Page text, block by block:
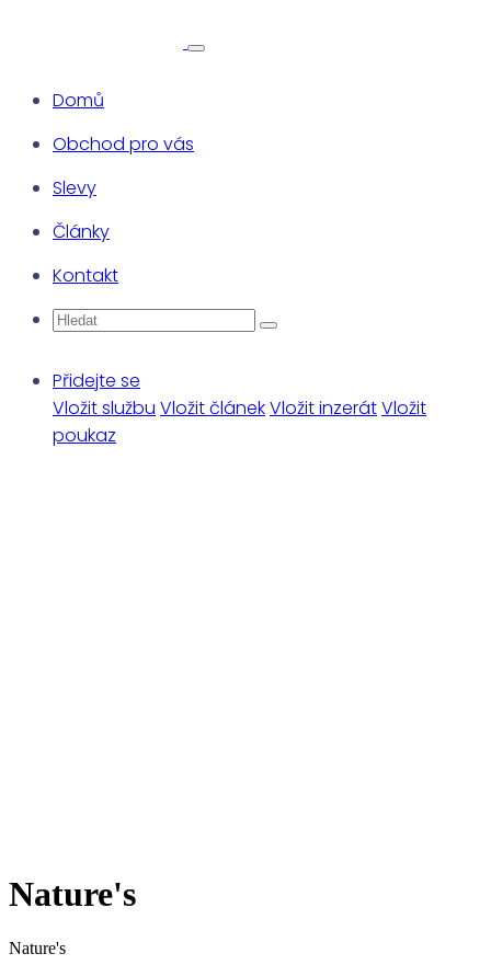
Domů
Obchod pro vás
Slevy
Články
Kontakt
Přidejte se
Vložit službu Vložit článekVložit inzerátVložit
poukaz
Nature's
Nature's